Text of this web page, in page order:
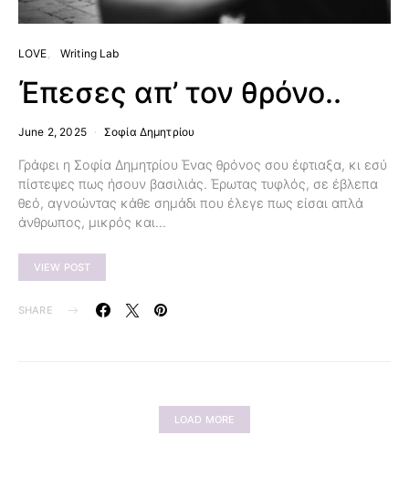
LOVE Writing Lab
Έπεσες απ’ τον θρόνο..
June 2, 2025 Σοφία Δημητρίου
Γράφει η Σοφία Δημητρίου Ένας θρόνος σου έφτιαξα, κι εσύ
πίστεψες πως ήσουν βασιλιάς. Έρωτας τυφλός, σε έβλεπα
θεό, αγνοώντας κάθε σημάδι που έλεγε πως είσαι απλά
άνθρωπος, μικρός και…
VIEW POST
SHARE
LOAD MORE